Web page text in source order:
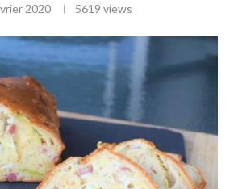
2020 5619 views